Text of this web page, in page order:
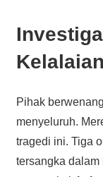
Kelalaian
Pihak
menyeluruh.
tragedi ini. Tiga
tersangka